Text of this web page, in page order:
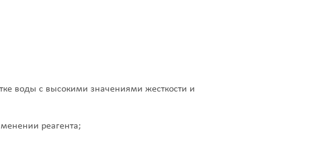
воды с высокими значениями жесткости и
реагента;